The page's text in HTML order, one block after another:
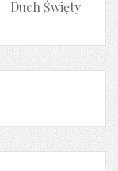
Duch Święty